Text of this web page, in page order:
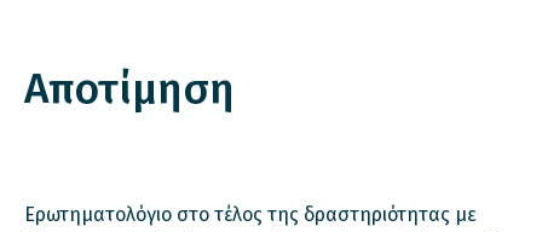
Αποτίμηση
Ερωτηματολόγιο στο τέλος της δραστηριότητας με